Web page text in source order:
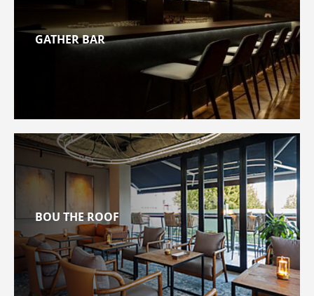
GATHER BAR
BOU THE ROOF